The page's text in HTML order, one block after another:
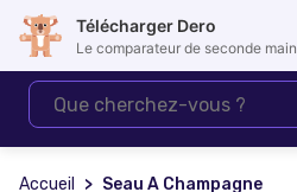
Accueil Seau A Champagne
Télécharger Dero
Le comparateur de seconde main